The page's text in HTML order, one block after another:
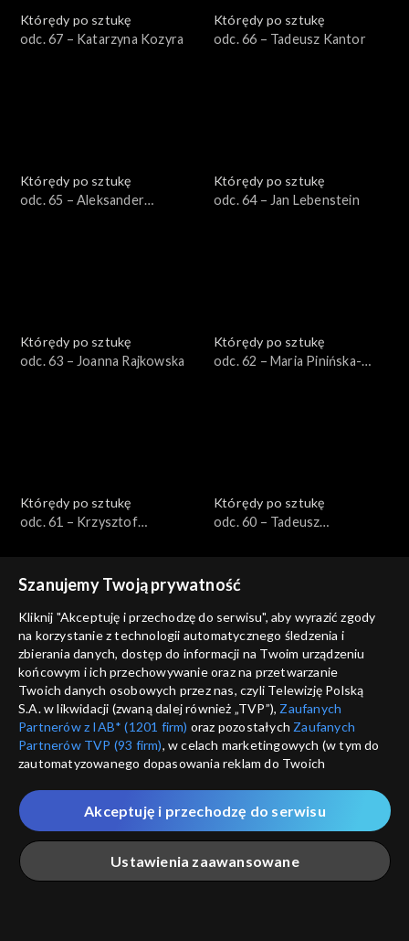
Którędy po sztukę
odc. 67 – Katarzyna Kozyra
Którędy po sztukę
odc. 66 – Tadeusz Kantor
Którędy po sztukę
odc. 65 – Aleksander
Którędy po sztukę
odc. 64 – Jan Lebenstein
Którędy po sztukę
odc. 63 – Joanna Rajkowska
Którędy po sztukę
odc. 62 – Maria Pinińska-
Którędy po sztukę
odc. 61 – Krzysztof
Którędy po sztukę
odc. 60 – Tadeusz
Którędy po sztukę
odc. 59 – Izabella Gustowska
Którędy po sztukę
odc. 58 – Maria Jarema
Którędy po sztukę
odc. 57 – Waldemar
Cwenarski
Którędy po sztukę
odc. 56 – Grupa Luxus
Szanujemy Twoją prywatność
Kliknij "Akceptuję i przechodzę do serwisu", aby wyrazić zgody
na korzystanie z technologii automatycznego śledzenia i
zbierania danych, dostęp do informacji na Twoim urządzeniu
końcowym i ich przechowywanie oraz na przetwarzanie
Twoich danych osobowych przez nas, czyli Telewizję Polską
S.A. w likwidacji (zwaną dalej również „TVP”), Zaufanych
Partnerów z IAB* (1201 firm) oraz pozostałych Zaufanych
Partnerów TVP (93 firm), w celach marketingowych (w tym do
zautomatyzowanego dopasowania reklam do Twoich
które wskazujemy poniżej, a także zgody na udostępnianie
przez nas identyfikatora PPID do Google.
Twoje dane osobowe zbierane podczas odwiedzania przez
Ciebie naszych
poszczególnych serwisówzwanych dalej
„Portalem”, w tym informacje zapisywane za pomocą
Ustawienia zaawansowane
Akceptuję i przechodzę do serwisu